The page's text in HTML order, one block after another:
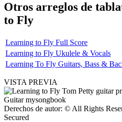
Otros arreglos de
to Fly
Learning to Fly Full Score
Learning to Fly Ukulele & Vocals
Learning To Fly Guitars, Bass &
VISTA PREVIA
Derechos de autor: © All Rights
Secured